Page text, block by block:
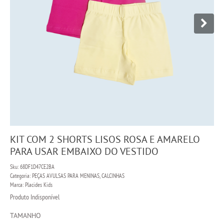
KIT COM 2 SHORTS LISOS ROSA E AMARELO
PARA USAR EMBAIXO DO VESTIDO
Sku: 68DF1D47CE2BA
Categoria: PEÇAS AVULSAS PARA MENINAS,CALCINHAS
Marca: Placides Kids
Produto Indisponível
TAMANHO